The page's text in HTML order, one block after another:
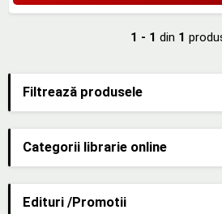
Filtrează produsele
Categorii librarie online
Edituri /Promotii
1 - 1 din 1